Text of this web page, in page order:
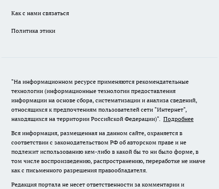
Как с нами связаться
Политика этики
"На информационном ресурсе применяются рекомендательные
технологии (информационные технологии предоставления
информации на основе сбора, систематизации и анализа сведений,
относящихся к предпочтениям пользователей сети "Интернет",
находящихся на территории Российской Федерации)". Подробнее
Вся информация, размещенная на данном сайте, охраняется в
соответствии с законодательством РФ об авторском праве и не
подлежит использованию кем-либо в какой бы то ни было форме, в
том числе воспроизведению, распространению, переработке не иначе
как с письменного разрешения правообладателя.
Редакция портала не несет ответственности за комментарии и